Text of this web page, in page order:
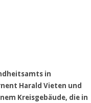
in
Harald Vieten und
Kreisgebäude, die in